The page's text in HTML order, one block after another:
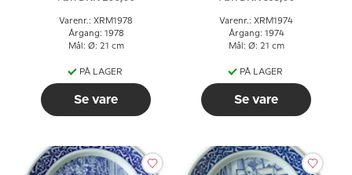
Varenr.: XRM1978
Årgang: 1978
Mål: Ø: 21 cm
PÅ LAGER
Se vare
Varenr.: XRM1974
Årgang: 1974
Mål: Ø: 21 cm
PÅ LAGER
Se vare